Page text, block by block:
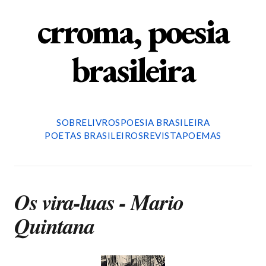
crroma, poesia
brasileira
SOBRELIVROSPOESIA BRASILEIRA
POETAS BRASILEIROSREVISTAPOEMAS
Os vira-luas - Mario
Quintana